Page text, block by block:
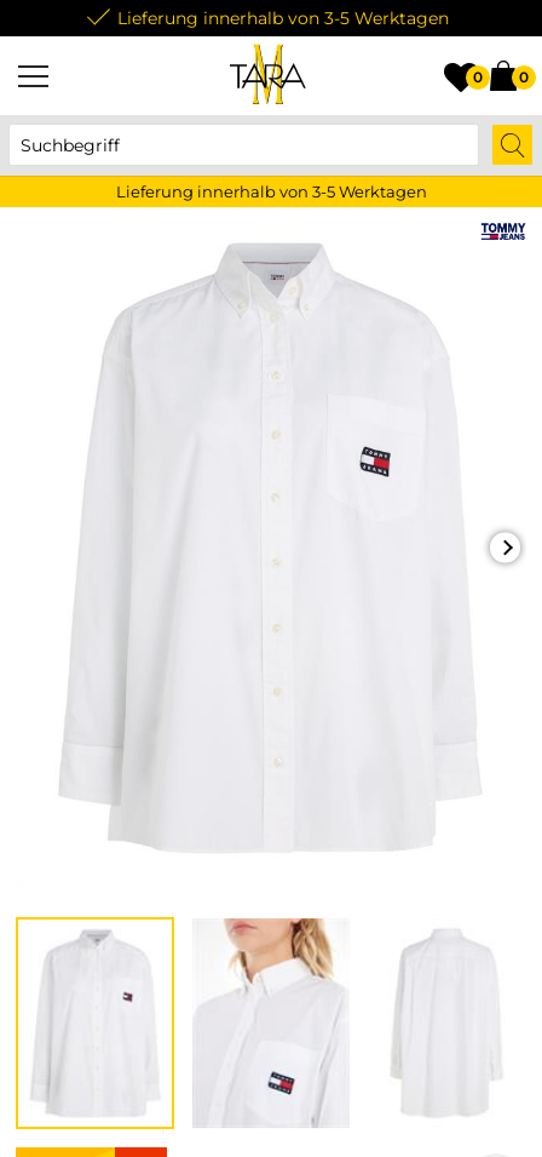
Lieferung innerhalb von 3-5 Werktagen
0 0
Lieferung innerhalb von 3-5 Werktagen